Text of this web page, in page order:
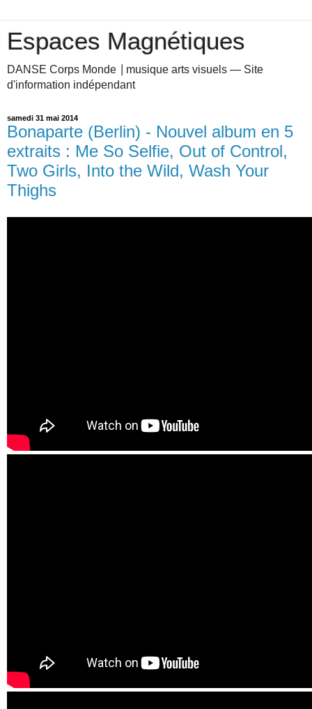
Espaces Magnétiques
DANSE Corps Monde ⎥ musique arts visuels — Site
d'information indépendant
samedi 31 mai 2014
Bonaparte (Berlin) - Nouvel album en 5
extraits : Me So Selfie, Out of Control,
Two Girls, Into the Wild, Wash Your
Thighs